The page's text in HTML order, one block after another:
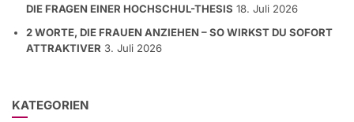
DIE FRAGEN EINER HOCHSCHUL-THESIS 18. Juli 2026
2 WORTE, DIE FRAUEN ANZIEHEN – SO WIRKST DU SOFORT
ATTRAKTIVER 3. Juli 2026
KATEGORIEN